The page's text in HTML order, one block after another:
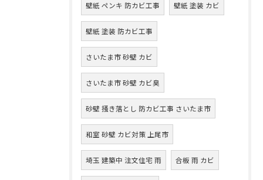
壁紙 ペンキ 防カビ工事 壁紙 塗装 カビ
壁紙 塗装 防カビ工事
さいたま市 砂壁 カビ
さいたま市 砂壁 カビ臭
砂壁 掻き落とし 防カビ工事 さいたま市
和室 砂壁 カビ対策 上尾市
埼玉 建築中 注文住宅 雨 合板 雨 カビ